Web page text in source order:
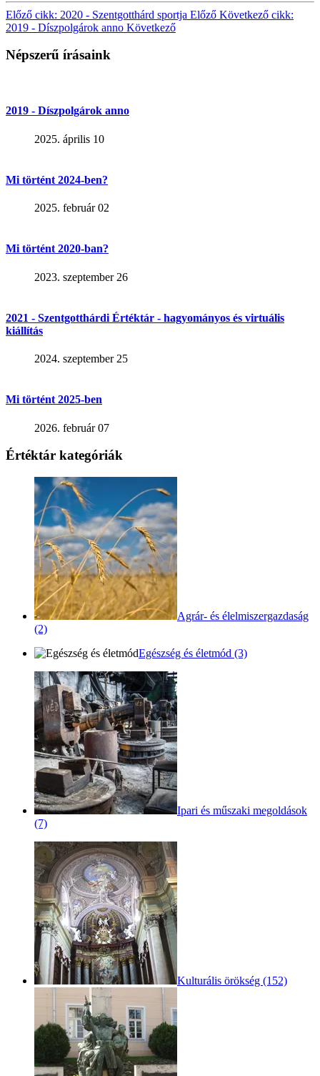
Előző cikk: 2020 - Szentgotthárd sportja Előző Következő cikk:
2019 - Díszpolgárok anno Következő
Népszerű írásaink
2019 - Díszpolgárok anno
2025. április 10
Mi történt 2024-ben?
2025. február 02
Mi történt 2020-ban?
2023. szeptember 26
2021 - Szentgotthárdi Értéktár - hagyományos és virtuális
kiállítás
2024. szeptember 25
Mi történt 2025-ben
2026. február 07
Értéktár kategóriák
Agrár- és élelmiszergazdaság
(2)
Egészség és életmód (3)
Ipari és műszaki megoldások
(7)
Kulturális örökség (152)